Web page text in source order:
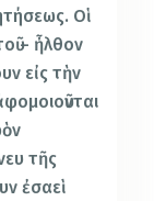
Οἱ
– ἦλθον
εἰς τὴν
τῆς
ἐσαεὶ